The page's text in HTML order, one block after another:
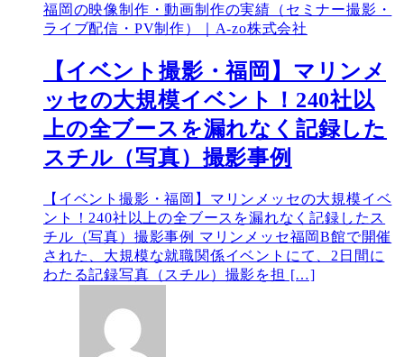
福岡の映像制作・動画制作の実績（セミナー撮影・
ライブ配信・PV制作）｜A-zo株式会社
【イベント撮影・福岡】マリンメ
ッセの大規模イベント！240社以
上の全ブースを漏れなく記録した
スチル（写真）撮影事例
【イベント撮影・福岡】マリンメッセの大規模イベ
ント！240社以上の全ブースを漏れなく記録したス
チル（写真）撮影事例 マリンメッセ福岡B館で開催
された、大規模な就職関係イベントにて、2日間に
わたる記録写真（スチル）撮影を担 […]